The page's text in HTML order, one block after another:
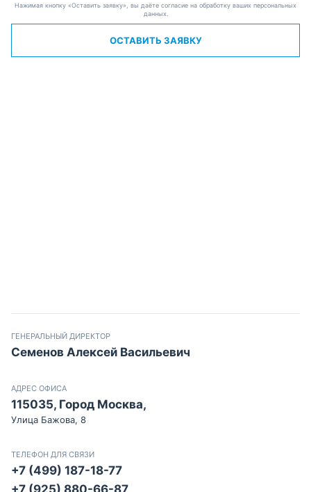
Нажимая кнопку «Оставить заявку», вы даёте согласие на обработку ваших персональных
данных.
ОСТАВИТЬ ЗАЯВКУ
ГЕНЕРАЛЬНЫЙ ДИРЕКТОР
Семенов Алексей Васильевич
АДРЕС ОФИСА
115035, Город Москва,
Улица Бажова, 8
ТЕЛЕФОН ДЛЯ СВЯЗИ
+7 (499) 187-18-77
+7 (925) 880-66-87